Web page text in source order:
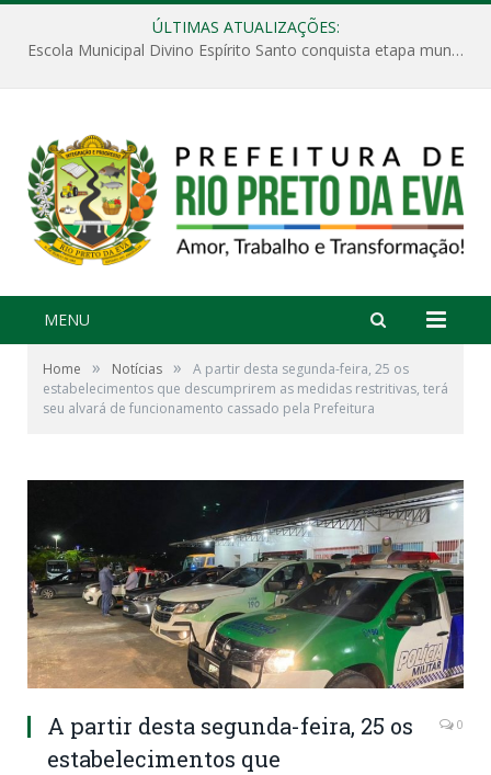
ÚLTIMAS ATUALIZAÇÕES:
Escola Municipal Divino Espírito Santo conquista etapa municipal da V Feira Amazonense de Matemática
MENU
Home » Notícias »
A partir desta segunda-feira, 25 os
estabelecimentos que descumprirem as medidas restritivas, terá
seu alvará de funcionamento cassado pela Prefeitura
A partir desta segunda-feira, 25 os
estabelecimentos que
0